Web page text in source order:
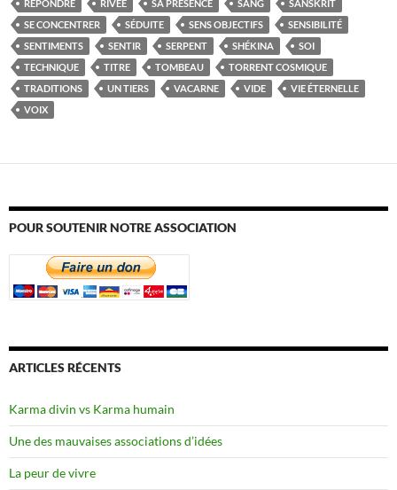
RÉPONDRE RIVÉE SA PRÉSENCE SANG
SANSKRIT
SE CONCENTRER
SÉDUITE SENS OBJECTIFS
SENSIBILITÉ
SENTIMENTS
SENTIR SERPENT SHÉKINA
SOI
TECHNIQUE
TITRE TOMBEAU
TORRENT COSMIQUE
TRADITIONS
UN TIERS VACARNE VIDE
VIE ÉTERNELLE
VOIX
POUR SOUTENIR NOTRE ASSOCIATION
ARTICLES RÉCENTS
Karma divin vs Karma humain
Une des mauvaises associations d’idées
La peur de vivre